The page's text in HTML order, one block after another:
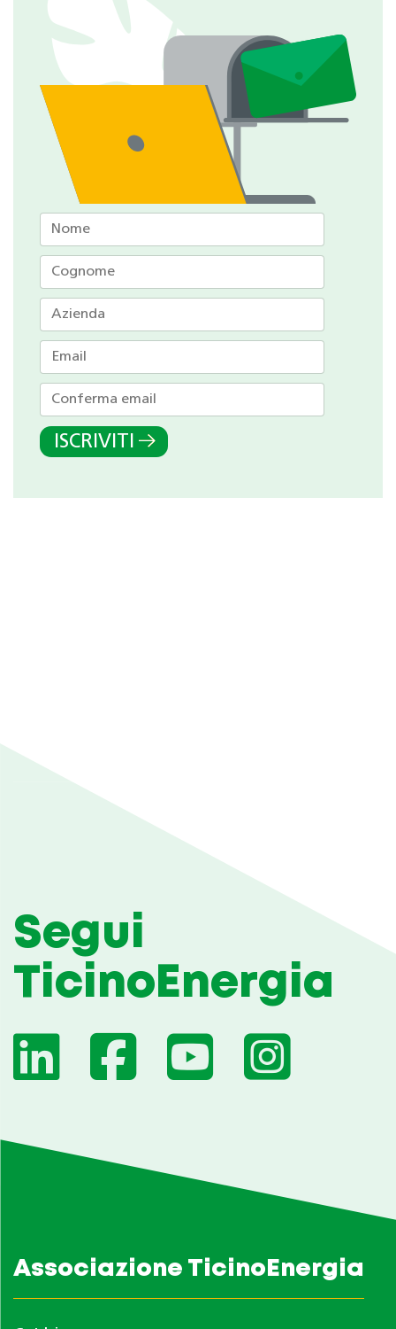
ISCRIVITI
Segui
TicinoEnergia
Associazione TicinoEnergia